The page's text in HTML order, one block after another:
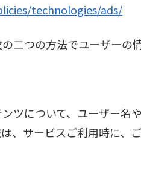
technologies/ads/
二つの方法でユーザーの
ツについて、ユーザー名
、サービスご利用時に、